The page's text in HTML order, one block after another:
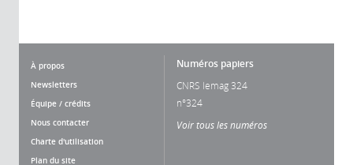
À propos
Newsletters
Équipe / crédits
Nous contacter
Charte d'utilisation
Plan du site
Numéros papiers
CNRS lemag 324
n°324
Voir tous les numéros